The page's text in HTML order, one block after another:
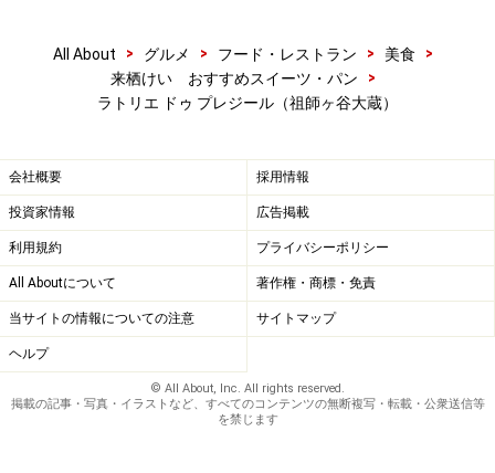
All About > グルメ > フード・レストラン > 美食
>
来栖けい おすすめスイーツ・パン
>
ラトリエ ドゥ プレジール（祖師ヶ谷大蔵）
会社概要 採用情報
投資家情報 広告掲載
利用規約 プライバシーポリシー
All Aboutについて 著作権・商標・免責
当サイトの情報についての注意 サイトマップ
ヘルプ
© All About, Inc. All rights reserved.
掲載の記事・写真・イラストなど、すべてのコンテンツの無断複写・転載・公衆送信等
を禁じます